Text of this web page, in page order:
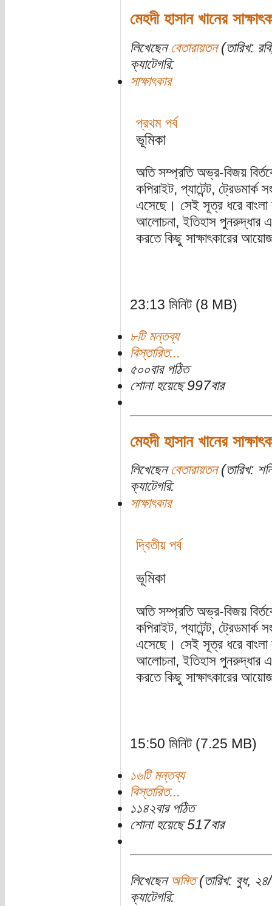
মেহদী হাসান খানের
লিখেছেন বেতারায়তন(তারিখ:
ক্যাটেগরি:
সাক্ষাৎকার
প্রথম পর্ব
ভূমিকা
অতি সম্প্রতি অভ্র-বিজয়
কপিরাইট, প্যাটেন্ট, ট্রেডমার্ক
এসেছে। সেই সূত্র ধরে বাংলা
আলোচনা, ইতিহাস পুনরুদ্ধার
করতে কিছু সাক্ষাৎকারের
23:13 মিনিট (8 MB)
৮টি মন্তব্য
বিস্তারিত...
৫০০বার পঠিত
শোনা হয়েছে 997বার
মেহদী হাসান খানের
লিখেছেন বেতারায়তন(তারিখ:
ক্যাটেগরি:
সাক্ষাৎকার
দ্বিতীয় পর্ব
ভূমিকা
অতি সম্প্রতি অভ্র-বিজয়
কপিরাইট, প্যাটেন্ট, ট্রেডমার্ক
এসেছে। সেই সূত্র ধরে বাংলা
আলোচনা, ইতিহাস পুনরুদ্ধার
করতে কিছু সাক্ষাৎকারের
15:50 মিনিট (7.25 MB)
১৬টি মন্তব্য
বিস্তারিত...
১১৪২বার পঠিত
শোনা হয়েছে 517বার
লিখেছেন অমিত(তারিখ: বুধ,
ক্যাটেগরি: